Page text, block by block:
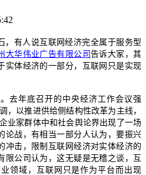
，有人说互联网经济完全属于服务型
大华伟业广告有限公司 告诉大家，其
实体经济的一部分，互联网只是实现
去年底召开的中央经济工作会议强
，以推进供给侧结构性改革为主线，
业家群体中和社会舆论界出现了一场
论战，有相当一部分人认为，要振兴
冲击，限制互联网经济对实体经济的
限公司认为，这无疑是无稽之谈，互
领域，互联网只是作为平台而出现